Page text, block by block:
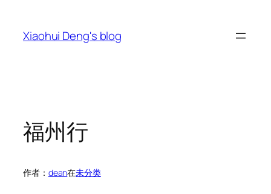
Xiaohui Deng's blog
福州行
作者： dean在未分类